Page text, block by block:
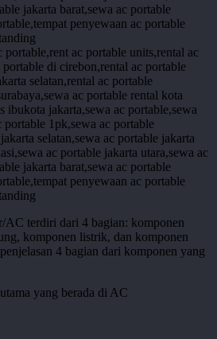
terdiri dari 4 bagian: komponen
komponen listrik, dan komponen
4 bagian dari komponen yang
yang berada di AC